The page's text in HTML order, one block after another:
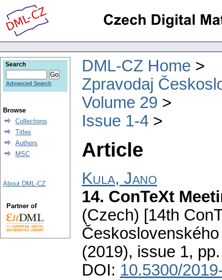
DML-CZ Home
Zpravodaj
Volume 29
Issue 1-4
Article
Kula, Jano
14. ConTeXt
(Czech) [14th
(2019), issue 1,
DOI: 10.5300/
Search
Advanced Search
Browse
Collections
Titles
Authors
MSC
About DML-CZ
Partner of